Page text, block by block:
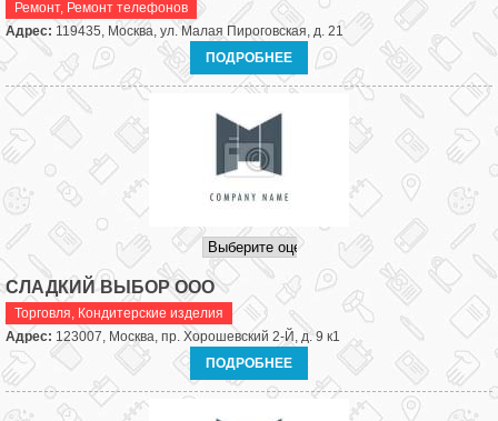
Ремонт, Ремонт телефонов
Адрес: 119435, Москва, ул. Малая Пироговская, д. 21
ПОДРОБНЕЕ
СЛАДКИЙ ВЫБОР ООО
Торговля, Кондитерские изделия
Адрес: 123007, Москва, пр. Хорошевский 2-Й, д. 9 к1
ПОДРОБНЕЕ